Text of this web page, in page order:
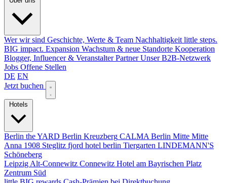
Wer wir sind Geschichte, Werte & Team Nachhaltigkeit little steps.
BIG impact. Expansion Wachstum & neue Standorte Kooperation
Blogger, Influencer & Veranstalter Partner Unser B2B-Netzwerk
Jobs Offene Stellen
DE EN
Jetzt buchen
Berlin the YARD Berlin Kreuzberg CALMA Berlin Mitte Mitte
Anna 1908 Steglitz fjord hotel berlin Tiergarten LINDEMANN'S
Schöneberg
Leipzig Alt-Connewitz Connewitz Hotel am Bayrischen Platz
Zentrum Süd